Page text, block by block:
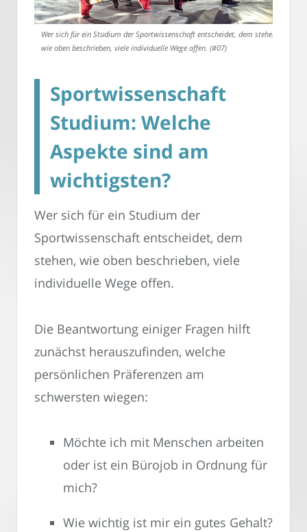
Wer sich für ein Studium der Sportwissenschaft entscheidet, dem stehen,
wie oben beschrieben, viele individuelle Wege offen. (#07)
Sportwissenschaft
Studium: Welche
Aspekte sind am
wichtigsten?
Wer sich für ein Studium der
Sportwissenschaft entscheidet, dem
stehen, wie oben beschrieben, viele
individuelle Wege offen.
Die Beantwortung einiger Fragen hilft
zunächst herauszufinden, welche
persönlichen Präferenzen am
schwersten wiegen:
Möchte ich mit Menschen arbeiten
oder ist ein Bürojob in Ordnung für
mich?
Wie wichtig ist mir ein gutes Gehalt?